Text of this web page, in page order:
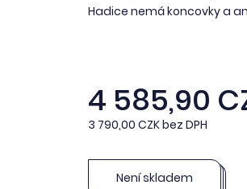
Hadice nemá koncovky a
4 585,90
3 790,00 CZK bez DPH
Není skladem